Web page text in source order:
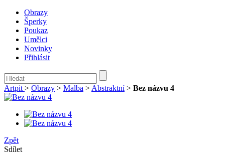
Obrazy
Šperky
Poukaz
Umělci
Novinky
Přihlásit
Artpit > Obrazy > Malba > Abstraktní> Bez názvu 4
Zpět
Sdílet